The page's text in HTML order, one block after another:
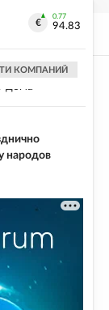
0.77
94.83
КОМПАНИЙ
президенты
строительный
дома
народов